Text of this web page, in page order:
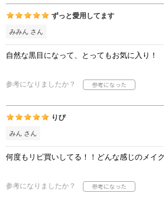
ずっと愛用してます
みみん さん
自然な黒目になって、とってもお気に入り！
参考になりましたか？
りぴ
みん さん
何度もリピ買いしてる！！どんな感じのメイ
参考になりましたか？